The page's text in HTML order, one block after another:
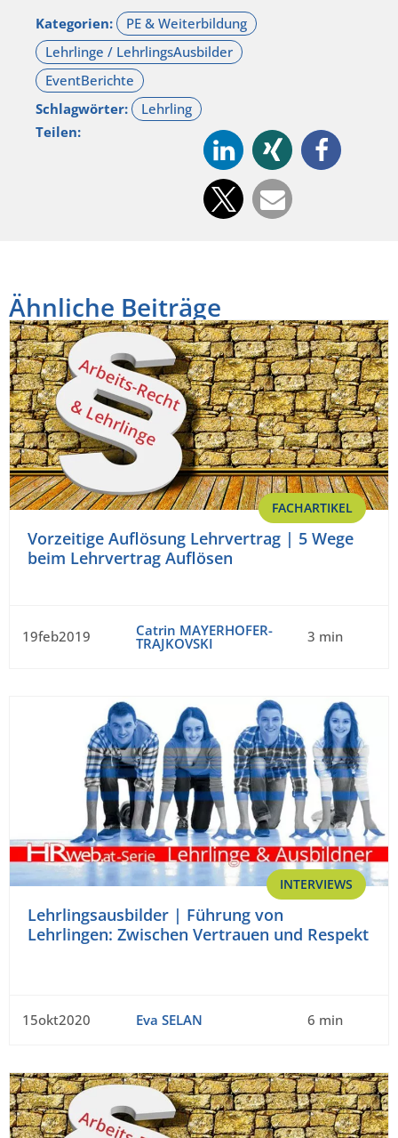
Kategorien:
Schlagwörter:
Teilen:
Ähnliche Beiträge
FACHARTIKEL
Vorzeitige Auflösung Lehrvertrag | 5 Wege
beim Lehrvertrag Auflösen
19feb2019 Catrin MAYERHOFER-
TRAJKOVSKI 3 min
INTERVIEWS
Lehrlingsausbilder | Führung von
Lehrlingen: Zwischen Vertrauen und Respekt
15okt2020 Eva SELAN 6 min